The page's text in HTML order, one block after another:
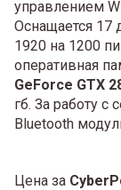
управлением
Оснащается
1920 на 1200
оперативная
GeForce GTX
гб. За работу с
Bluetooth
Цена за